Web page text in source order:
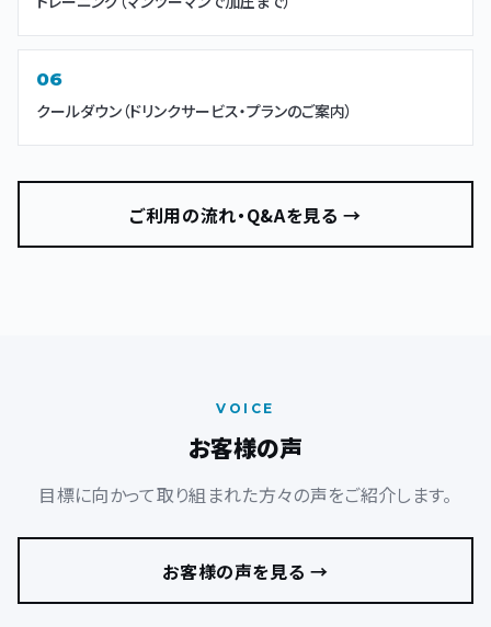
クールダウン（ドリンクサービス・プランのご案内）
ご利用の流れ・Q&Aを見る →
VOICE
お客様の声
目標に向かって取り組まれた方々の声をご紹介します。
お客様の声を見る →